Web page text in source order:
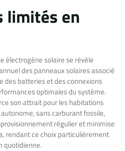
limités en
électrogène solaire se révèle
des panneaux solaires associé
des batteries et des connexions
optimales du système.
son attrait pour les habitations
sans carburant fossile,
régulier et minimise
rendant ce choix particulièrement
quotidienne.